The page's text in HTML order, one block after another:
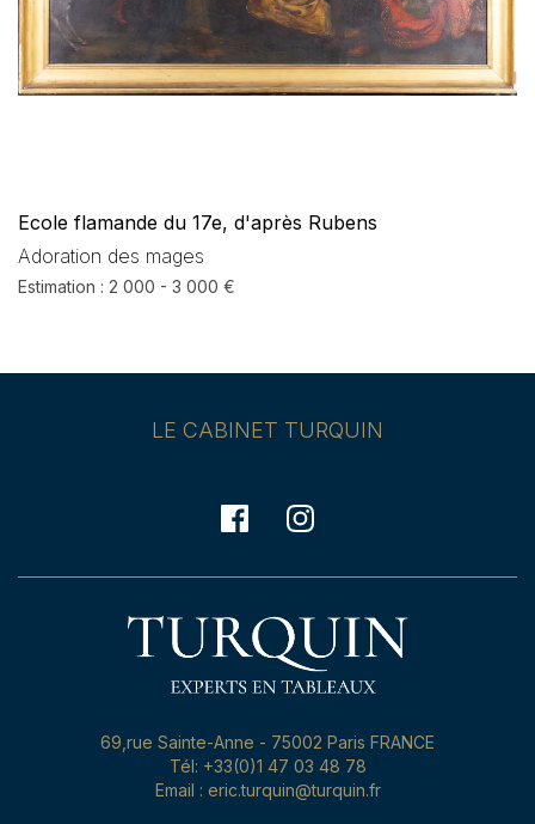
Ecole flamande du 17e, d'après Rubens
Adoration des mages
Estimation : 2 000 - 3 000 €
LE CABINET TURQUIN
69,rue Sainte-Anne - 75002 Paris FRANCE
Tél: +33(0)1 47 03 48 78
Email : eric.turquin@turquin.fr